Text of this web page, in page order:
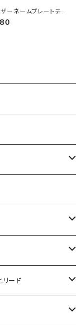
ーネームプレートチョ
迷子札）｜長さ39cmま
注製作】LOVE&PEACE
ット
ード